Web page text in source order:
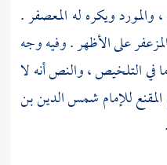
ويكره له المعصفر .
على الأظهر . وفيه وجه
في التلخيص ، والنص أنه لا
للإمامشمس الدين بن